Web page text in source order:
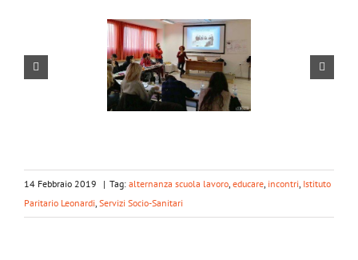
14 Febbraio 2019 | Tag: alternanza scuola lavoro educare incontri Istituto
Paritario Leonardi Servizi Socio-Sanitari